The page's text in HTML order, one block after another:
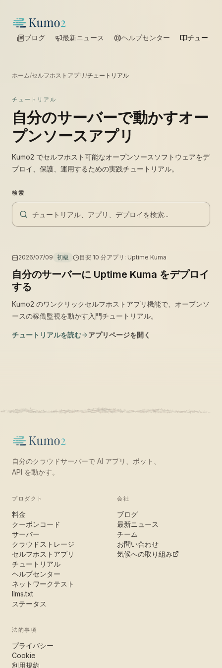
ブログ 最新ニュース ヘルプセンター チュート
ホーム/セルフホストアプリ /チュートリアル
チュートリアル
自分のサーバーで動かすオー
プンソースアプリ
Kumo2 でセルフホスト可能なオープンソースソフトウェアをデ
プロイ、保護、運用するための実践チュートリアル。
検索
2026/07/09 初級 目安 10 分アプリ : Uptime Kuma
自分のサーバーに Uptime Kuma をデプロイ
する
Kumo2 のワンクリックセルフホストアプリ機能で、オープンソ
ースの稼働監視を動かす入門チュートリアル。
チュートリアルを読む アプリページを開く
自分のクラウドサーバーで AI アプリ、ボット、
API を動かす。
プロダクト
料金
クーポンコード
サーバー
クラウドストレージ
セルフホストアプリ
チュートリアル
ヘルプセンター
ネットワークテスト
llms.txt
ステータス
会社
ブログ
最新ニュース
チーム
お問い合わせ
気候への取り組み
法的事項
プライバシー
Cookie
利用規約